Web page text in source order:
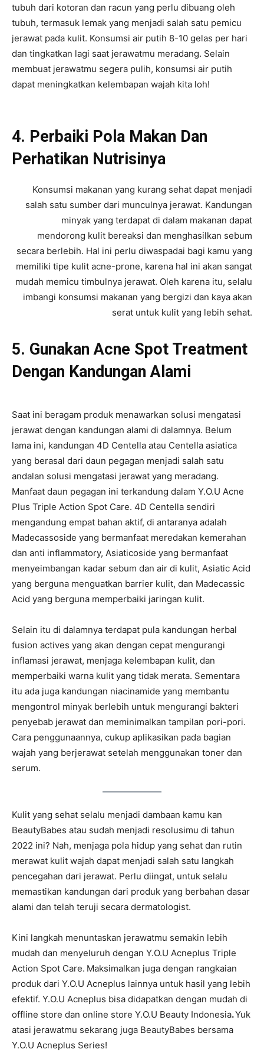
tubuh dari kotoran dan racun yang perlu dibuang oleh
tubuh, termasuk lemak yang menjadi salah satu pemicu
jerawat pada kulit. Konsumsi air putih 8-10 gelas per hari
dan tingkatkan lagi saat jerawatmu meradang. Selain
membuat jerawatmu segera pulih, konsumsi air putih
dapat meningkatkan kelembapan wajah kita loh!
4. Perbaiki Pola Makan Dan
Perhatikan Nutrisinya
Konsumsi makanan yang kurang sehat dapat menjadi
salah satu sumber dari munculnya jerawat. Kandungan
minyak yang terdapat di dalam makanan dapat
mendorong kulit bereaksi dan menghasilkan sebum
secara berlebih. Hal ini perlu diwaspadai bagi kamu yang
memiliki tipe kulit acne-prone, karena hal ini akan sangat
mudah memicu timbulnya jerawat. Oleh karena itu, selalu
imbangi konsumsi makanan yang bergizi dan kaya akan
serat untuk kulit yang lebih sehat.
5. Gunakan Acne Spot Treatment
Dengan Kandungan Alami
Saat ini beragam produk menawarkan solusi mengatasi
jerawat dengan kandungan alami di dalamnya. Belum
lama ini, kandungan 4D Centella atau Centella asiatica
yang berasal dari daun pegagan menjadi salah satu
andalan solusi mengatasi jerawat yang meradang.
Manfaat daun pegagan ini terkandung dalam Y.O.U Acne
Plus Triple Action Spot Care. 4D Centella sendiri
mengandung empat bahan aktif, di antaranya adalah
Madecassoside yang bermanfaat meredakan kemerahan
dan anti inflammatory, Asiaticoside yang bermanfaat
menyeimbangan kadar sebum dan air di kulit, Asiatic Acid
yang berguna menguatkan barrier kulit, dan Madecassic
Acid yang berguna memperbaiki jaringan kulit.
Selain itu di dalamnya terdapat pula kandungan herbal
fusion actives yang akan dengan cepat mengurangi
inflamasi jerawat, menjaga kelembapan kulit, dan
memperbaiki warna kulit yang tidak merata. Sementara
itu ada juga kandungan niacinamide yang membantu
mengontrol minyak berlebih untuk mengurangi bakteri
penyebab jerawat dan meminimalkan tampilan pori-pori.
Cara penggunaannya, cukup aplikasikan pada bagian
wajah yang berjerawat setelah menggunakan toner dan
serum.
Kulit yang sehat selalu menjadi dambaan kamu kan
BeautyBabes atau sudah menjadi resolusimu di tahun
2022 ini? Nah, menjaga pola hidup yang sehat dan rutin
merawat kulit wajah dapat menjadi salah satu langkah
pencegahan dari jerawat. Perlu diingat, untuk selalu
memastikan kandungan dari produk yang berbahan dasar
alami dan telah teruji secara dermatologist.
Kini langkah menuntaskan jerawatmu semakin lebih
mudah dan menyeluruh dengan Y.O.U Acneplus Triple
Action Spot Care. Maksimalkan juga dengan rangkaian
produk dari Y.O.U Acneplus lainnya untuk hasil yang lebih
efektif. Y.O.U Acneplus bisa didapatkan dengan mudah di
offline store dan online store Y.O.U Beauty Indonesia.Yuk
atasi jerawatmu sekarang juga BeautyBabes bersama
Y.O.U Acneplus Series!